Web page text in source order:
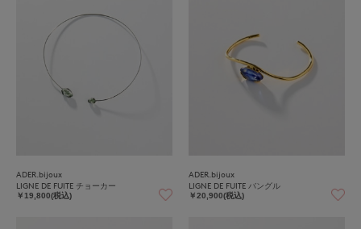
ADER.bijoux
LIGNE DE FUITE チョーカー
￥19,800(税込)
ADER.bijoux
LIGNE DE FUITE バングル
￥20,900(税込)